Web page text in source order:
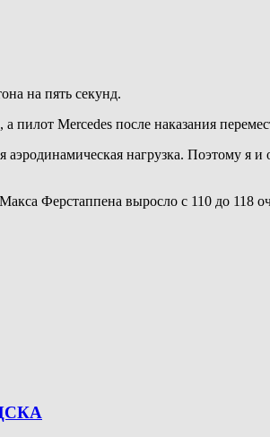
на пять секунд.
пилот Mercedes после наказания
нагрузка. Поэтому я и
Ферстаппена выросло с 110 до 118
ЦСКА